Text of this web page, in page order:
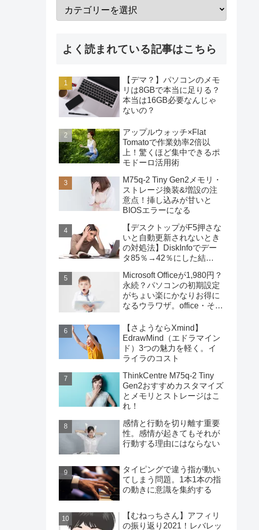
よく読まれている記事はこちら
【デマ？】パソコンのメモ
リは8GBで本当に足りる？
本当は16GB必要なんじゃ
ないの？
アップルウォッチ×Flat
Tomatoで作業効率2倍以
上！驚くほど集中できるポ
モドーロ活用術
M75q-2 Tiny Gen2メモリ・
ストレージ換装&増設の注
意点！挿し込みが甘いと
BIOSエラーになる
【デスクトップがF5押さな
いと自動更新されないとき
の対処法】DiskInfoでデー
タ85％→42％にした結
Microsoft Officeが1,980円？
永続？パソコンの初期設定
がちょい楽にかなりお得に
なるウラワザ。office・その
【さようならXmind】
EdrawMind（エドラマイン
ド）3つの魅力を軽く。イ
ライラのコスト
ThinkCentre M75q-2 Tiny
Gen2おすすめカスタマイズ
とメモリとストレージはこ
れ！
感情と行動を切り離す重要
性。感情が起きてもそれが
行動する理由にはならない
タイピングで違う指が動い
てしまう問題。1本1本の指
の動きに意識を集約する
【むねっちさん】アフィリ
の振り返り2021！レバレッ